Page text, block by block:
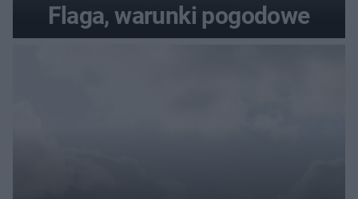
Flaga, warunki pogodowe